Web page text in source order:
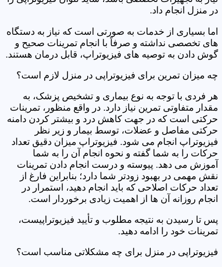
در منزل انجام داد.
اما بسیاری از خدمات به صورتی است که نیاز به دستگاه
های تخصصی نداشته و صرفاً با انجام تمرینات صحیح و
گوش دادن به توصیه های فیزیوتراپ، قابل درمان هستند.
چه میزان تمرین برای فیزیوتراپی در منزل لازم است؟
هر فردی با توجه به نوع بیماری و تشخیص پزشک، به
مقدار متفاوتی تمرین نیاز دارد. در واقع منظور، تمرینات
حرکتی است که در جهت کاهش درد و بیشتر کردن دامنه
حرکتی مفاصل و عضلات، توسط بیمار و زیر نظر
فیزیوتراپ انجام می شود. فیزیوتراپ میزان دقیق تعداد
حرکات را به شما گفته و نحوه انجام آن را به شما
آموزش می دهد. پیوسته و درست انجام دادن تمرینات
نقش مهمی در بهبود زودتر شما دارد؛ بنابراین فارغ از
تعداد حرکات اصلاحی که باید انجام دهید، استمرار در
انجام روزانه آن ها از اهمیت زیادی برخوردار است.
پس تا رسیدن به نتیجه مطلوب و تأیید فیزیوتراپیست،
تمرینات خود را ادامه دهید.
فیزیوتراپی در منزل برای چه مشکلاتی مناسب است؟